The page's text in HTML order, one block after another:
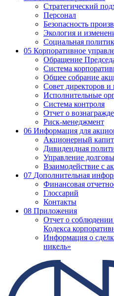
Стратегический
Персонал
Безопасность
Экология и
Социальная
05 Корпоративное
Обращение
Система
Общее собрание
Совет директоров и
Исполнительные
Система контроля
Отчет о
Риск-менеджмент
06 Информация для
Акционерный
Дивидендная
Управление
Взаимодействие с
07 Дополнительная
Финансовая
Глоссарий
Контакты
08 Приложения
Отчет о
Кодекса
Информация о
никель»